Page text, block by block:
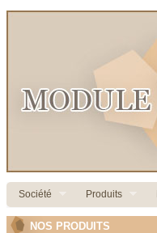
Société Produits
NOS PRODUITS